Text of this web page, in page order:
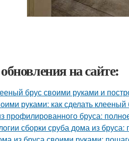
на сайте:
брус своими руками и
руками: как сделать
профилированного бруса:
сборки сруба дома из бруса: